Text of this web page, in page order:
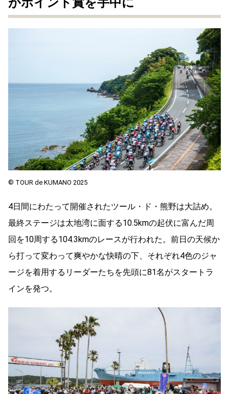
© TOUR de KUMANO 2025
4日間にわたって開催されたツール・ド・熊野は大詰め。
最終ステージは太地湾に面する10.5kmの起伏に富んだ周
回を10周する104.3kmのレースが行われた。前日の天候か
ら打って変わって爽やかな快晴の下、それぞれ4色のジャ
ージを着用するリーダーたちを先頭に81名がスタートラ
インを発つ。